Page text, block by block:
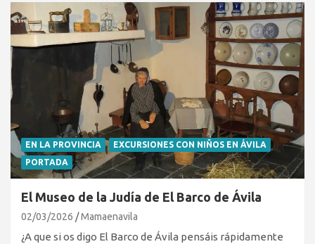
EN LA PROVINCIA
EXCURSIONES CON NIÑOS EN ÁVILA
PORTADA
El Museo de la Judía de El Barco de Ávila
02/03/2026 Mamaenavila
¿A que si os digo El Barco de Ávila pensáis rápidamente